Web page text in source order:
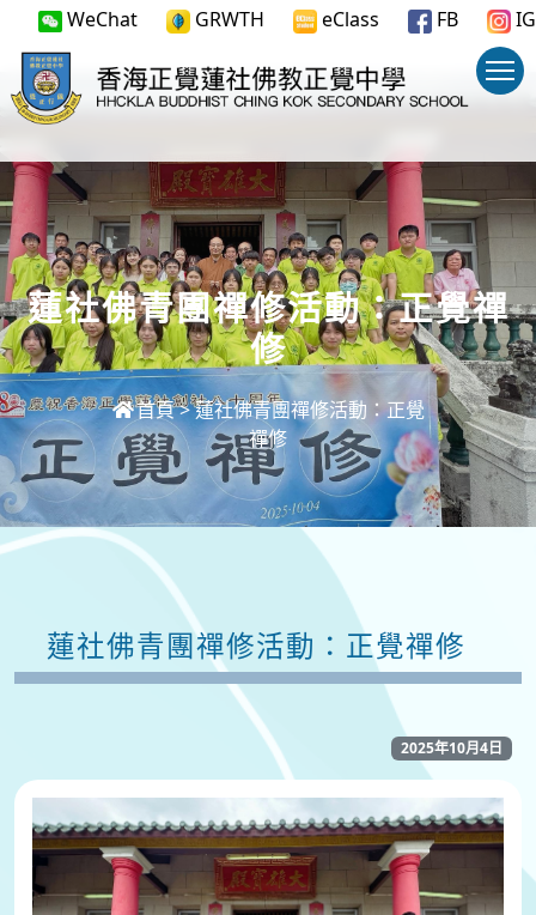
WeChat GRWTH eClass FB IG
蓮社佛青團禪修活動：正覺禪
修
首頁>蓮社佛青團禪修活動：正覺
禪修
蓮社佛青團禪修活動：正覺禪修
2025年10月4日